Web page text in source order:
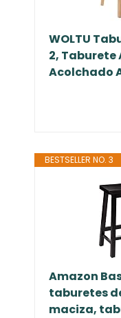
WOLTU
2, Taburete
Acolchado
BESTSELLER NO. 3
Amazon
taburetes
maciza,